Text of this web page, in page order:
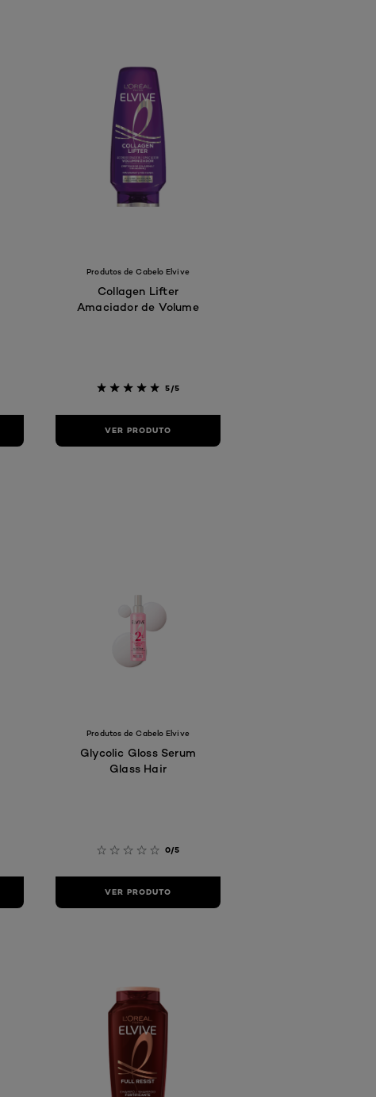
Produtos de Cabelo Elvive
Collagen Lifter
Amaciador de Volume
5/5
VER PRODUTO
Produtos de Cabelo Elvive
Glycolic Gloss Serum
Glass Hair
0/5
VER PRODUTO